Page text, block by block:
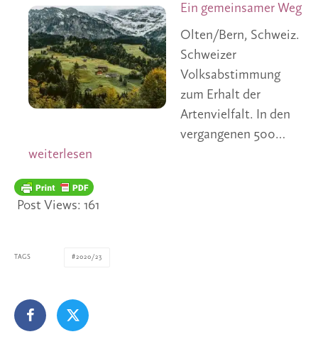
Ein gemeinsamer Weg
Olten/Bern, Schweiz.
Schweizer
Volksabstimmung
zum Erhalt der
Artenvielfalt. In den
vergangenen 500…
weiterlesen
Post Views: 161
TAGS 2020/23